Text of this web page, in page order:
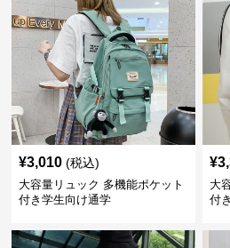
¥3,010 (税込)
大容量リュック 多機能ポケット
付き学生向け通学
¥
大
付